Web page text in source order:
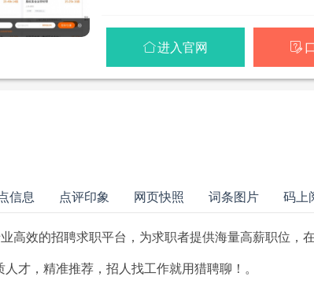
进入官网 
信息 点评印象 网页快照 词条图片 码上
高效的招聘求职平台，为求职者提供海量高薪职位，
才，精准推荐，招人找工作就用猎聘聊！。